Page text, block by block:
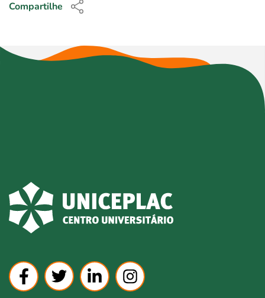
Compartilhe